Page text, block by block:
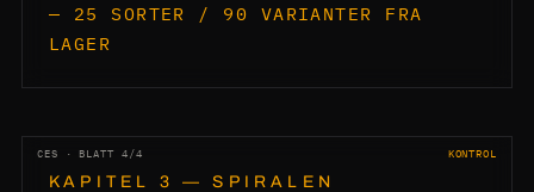
— 25 SORTER / 90 VARIANTER FRA
LAGER
CES · BLATT 4/4 KONTROL
KAPITEL 3 — SPIRALEN